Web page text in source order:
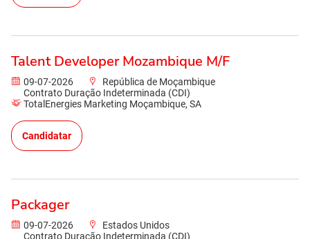
Talent Developer Mozambique M/F
09-07-2026
República de Moçambique
Contrato Duração Indeterminada (CDI)
TotalEnergies Marketing Moçambique, SA
Candidatar
Packager
09-07-2026
Estados Unidos
Contrato Duração Indeterminada (CDI)